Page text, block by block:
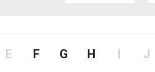
E F G H I J